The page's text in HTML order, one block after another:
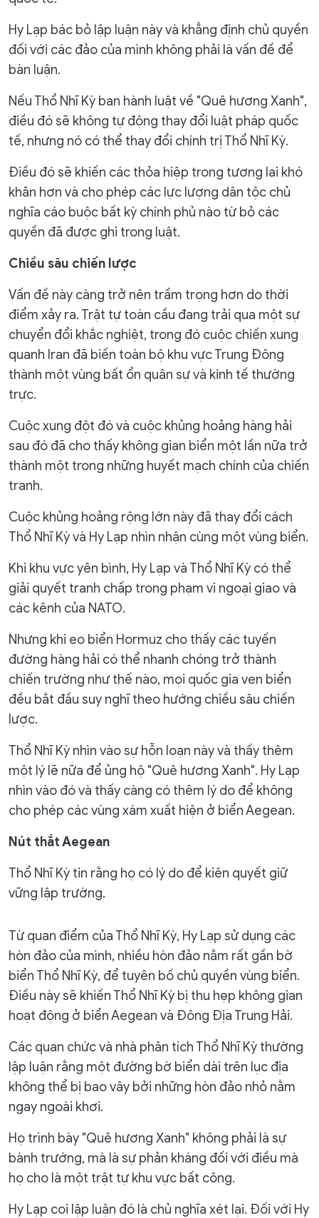
Hy Lạp bác bỏ lập luận này và khẳng định chủ quyền
đối với các đảo của mình không phải là vấn đề để
bàn luận.
Nếu Thổ Nhĩ Kỳ ban hành luật về "Quê hương Xanh",
điều đó sẽ không tự động thay đổi luật pháp quốc
tế, nhưng nó có thể thay đổi chính trị Thổ Nhĩ Kỳ.
Điều đó sẽ khiến các thỏa hiệp trong tương lai khó
khăn hơn và cho phép các lực lượng dân tộc chủ
nghĩa cáo buộc bất kỳ chính phủ nào từ bỏ các
quyền đã được ghi trong luật.
Chiều sâu chiến lược
Vấn đề này càng trở nên trầm trọng hơn do thời
điểm xảy ra. Trật tự toàn cầu đang trải qua một sự
chuyển đổi khắc nghiệt, trong đó cuộc chiến xung
quanh Iran đã biến toàn bộ khu vực Trung Đông
thành một vùng bất ổn quân sự và kinh tế thường
trực.
Cuộc xung đột đó và cuộc khủng hoảng hàng hải
sau đó đã cho thấy không gian biển một lần nữa trở
thành một trong những huyết mạch chính của chiến
tranh.
Cuộc khủng hoảng rộng lớn này đã thay đổi cách
Thổ Nhĩ Kỳ và Hy Lạp nhìn nhận cùng một vùng biển.
Khi khu vực yên bình, Hy Lạp và Thổ Nhĩ Kỳ có thể
giải quyết tranh chấp trong phạm vi ngoại giao và
các kênh của NATO.
Nhưng khi eo biển Hormuz cho thấy các tuyến
đường hàng hải có thể nhanh chóng trở thành
chiến trường như thế nào, mọi quốc gia ven biển
đều bắt đầu suy nghĩ theo hướng chiều sâu chiến
lược.
Thổ Nhĩ Kỳ nhìn vào sự hỗn loạn này và thấy thêm
một lý lẽ nữa để ủng hộ "Quê hương Xanh". Hy Lạp
nhìn vào đó và thấy càng có thêm lý do để không
cho phép các vùng xám xuất hiện ở biển Aegean.
Nút thắt Aegean
Thổ Nhĩ Kỳ tin rằng họ có lý do để kiên quyết giữ
vững lập trường.
Từ quan điểm của Thổ Nhĩ Kỳ, Hy Lạp sử dụng các
hòn đảo của mình, nhiều hòn đảo nằm rất gần bờ
biển Thổ Nhĩ Kỳ, để tuyên bố chủ quyền vùng biển.
Điều này sẽ khiến Thổ Nhĩ Kỳ bị thu hẹp không gian
hoạt động ở biển Aegean và Đông Địa Trung Hải.
Các quan chức và nhà phân tích Thổ Nhĩ Kỳ thường
lập luận rằng một đường bờ biển dài trên lục địa
không thể bị bao vây bởi những hòn đảo nhỏ nằm
ngay ngoài khơi.
Họ trình bày "Quê hương Xanh" không phải là sự
bành trướng, mà là sự phản kháng đối với điều mà
họ cho là một trật tự khu vực bất công.
Hy Lạp coi lập luận đó là chủ nghĩa xét lại. Đối với Hy